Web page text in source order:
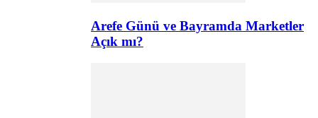
Arefe Günü ve Bayramda Marketler
Açık mı?